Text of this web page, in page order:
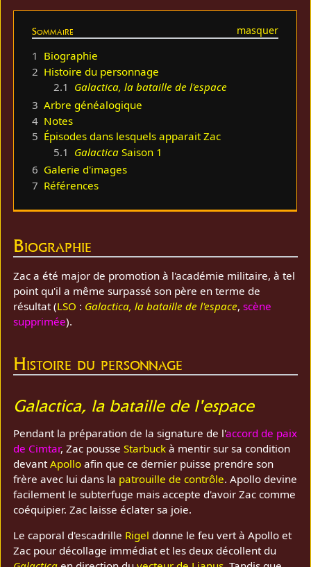
Sommaire
1 Biographie
2 Histoire du personnage
2.1 Galactica, la bataille de l'espace
3 Arbre généalogique
4 Notes
5 Épisodes dans lesquels apparait Zac
5.1 GalacticaSaison 1
6 Galerie d'images
7 Références
Biographie
Zac a été major de promotion à l'académie militaire, à tel
point qu'il a même surpassé son père en terme de
résultat (LSO : Galactica, la bataille de l'espace,scène
supprimée).
Histoire du personnage
Galactica, la bataille de l'espace
Pendant la préparation de la signature de l'accord de paix
de Cimtar, Zac pousseStarbuck à mentir sur sa condition
devantApollo afin que ce dernier puisse prendre son
frère avec lui dans la patrouille de contrôle. Apollo devine
facilement le subterfuge mais accepte d'avoir Zac comme
coéquipier. Zac laisse éclater sa joie.
Le caporal d'escadrille Rigel donne le feu vert à Apollo et
Zac pour décollage immédiat et les deux décollent du